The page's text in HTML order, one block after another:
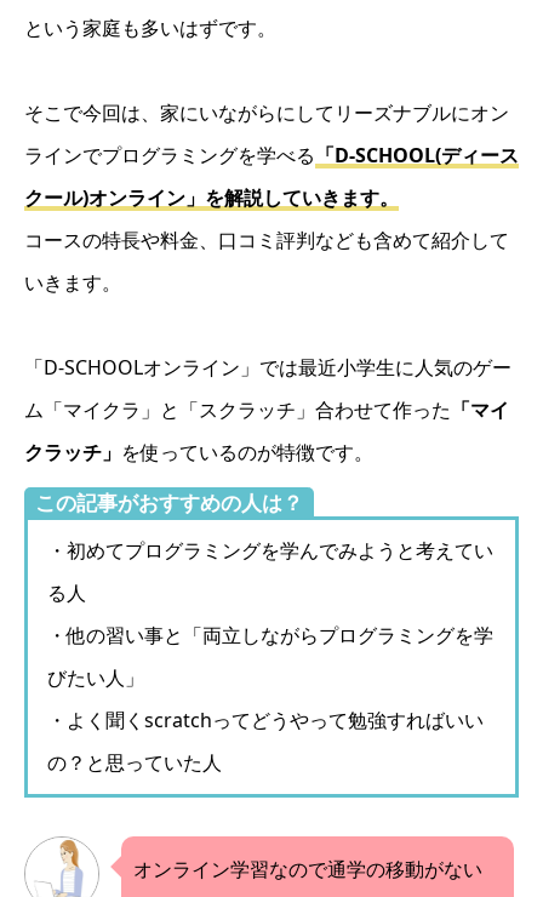
という家庭も多いはずです。
そこで今回は、家にいながらにしてリーズナブルにオン
ラインでプログラミングを学べる 「D-SCHOOL(ディース
クール)オンライン」を解説していきます。
コースの特長や料金、口コミ評判なども含めて紹介して
いきます。
「D-SCHOOLオンライン」では最近小学生に人気のゲー
ム「マイクラ」と「スクラッチ」合わせて作った 「マイ
クラッチ」 を使っているのが特徴です。
この記事がおすすめの人は？
・初めてプログラミングを学んでみようと考えてい
る人
・他の習い事と「両立しながらプログラミングを学
びたい人」
・よく聞くscratchってどうやって勉強すればいい
の？と思っていた人
オンライン学習なので通学の移動がない